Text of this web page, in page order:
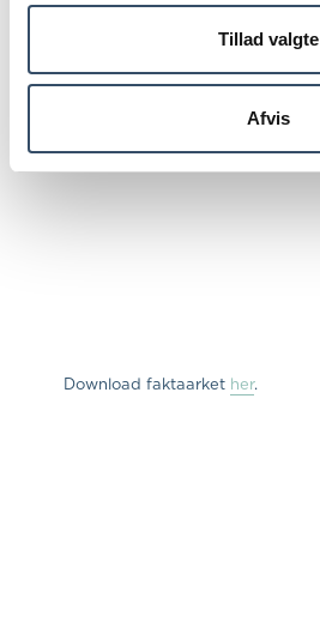
Tillad valgte
Afvis
Download faktaarket her.